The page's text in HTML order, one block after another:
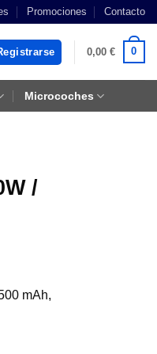
Promociones Contacto
0,00 € 0
Microcoches
/
mAh,